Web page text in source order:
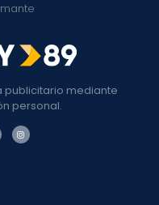
publicitario mediante
personal.